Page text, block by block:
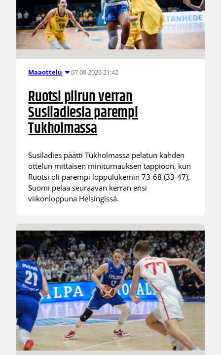
Maaottelu 07.08.2026 21:42
Ruotsi piirun verran
Susiladiesia parempi
Tukholmassa
Susiladies päätti Tukholmassa pelatun kahden
ottelun mittaisen miniturnauksen tappioon, kun
Ruotsi oli parempi loppulukemin 73-68 (33-47).
Suomi pelaa seuraavan kerran ensi
viikonloppuna Helsingissä.